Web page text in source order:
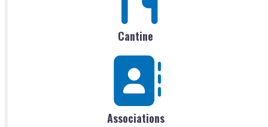
Cantine
Associations